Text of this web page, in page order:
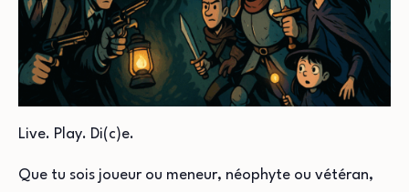
Live. Play. Di(c)e.
Que tu sois joueur ou meneur, néophyte ou vétéran,